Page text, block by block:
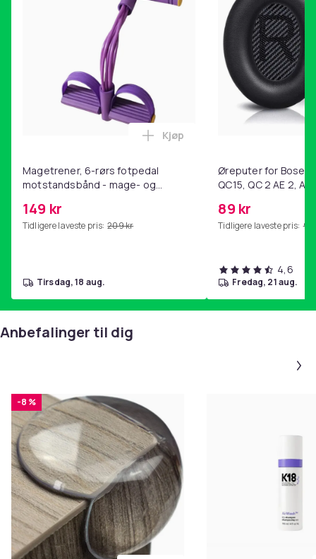
78e986fc-161b-5116-8d61-f29b51b38f49
Produktsikkerhetsinformasjon
Magetrener, 6-rørs fotpedal
motstandsbånd - mage- og
hjemmegymnastikk Purple
149 kr
Tidligere laveste pris: 209 kr
Legg Magetrener, 6-rørs
Kjøp
tirsdag, 18 aug.
Øreputer for Bose
QC15, QC 2 AE 2, AE
89 kr
Tidligere laveste pris: 99
4,6
fredag, 21 aug.
Anbefalinger til dig
-8 %